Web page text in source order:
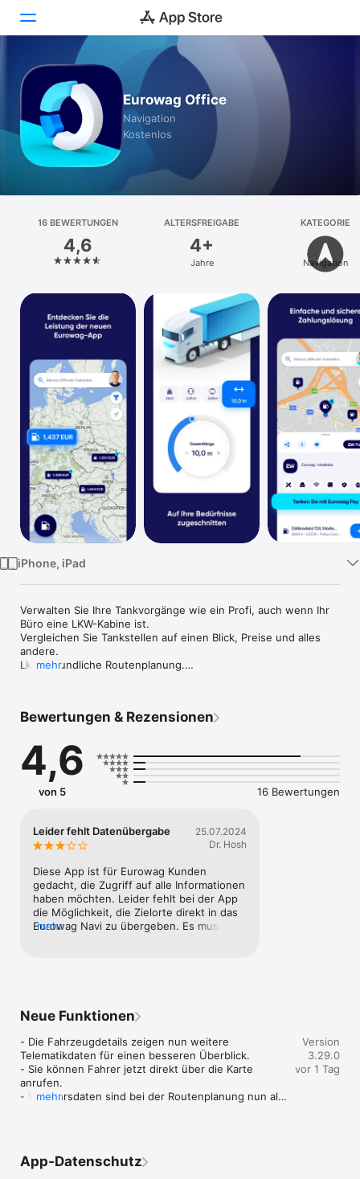
Heute
Spiele
Apps
Plattform
iPhone
iPad
Watch
Eurowag Office
Navigation
Kostenlos
16 BEWERTUNGEN
4,6
ALTERSFREIGABE
4+
Jahre
KATEGORIE
Navigation
iPhone, iPad
Verwalten Sie Ihre Tankvorgänge wie ein Profi, auch wenn Ihr
Büro eine LKW-Kabine ist.
Vergleichen Sie Tankstellen auf einen Blick, Preise und alles
andere.
Lkw-freundliche Routenplanung.
mehr
Bewertungen & Rezensionen
4,6
von 5 16 Bewertungen
Leider fehlt Datenübergabe
25.07.2024
Dr. Hosh
Diese App ist für Eurowag Kunden
gedacht, die Zugriff auf alle Informationen
haben möchten. Leider fehlt bei der App
die Möglichkeit, die Zielorte direkt in das
Eurowag Navi zu übergeben. Es muss
mehr
Neue Funktionen
- Die Fahrzeugdetails zeigen nun weitere
Telematikdaten für einen besseren Überblick.
- Sie können Fahrer jetzt direkt über die Karte
anrufen.
- Verkehrsdaten sind bei der Routenplanung nun als
mehr
Version
3.29.0
vor 1 Tag
App-Datenschutz